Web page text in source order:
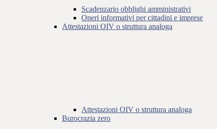
Scadenzario obblighi amministrativi
Oneri informativi per cittadini e imprese
Attestazioni OIV o struttura analoga
Attestazioni OIV o struttura analoga
Burocrazia zero